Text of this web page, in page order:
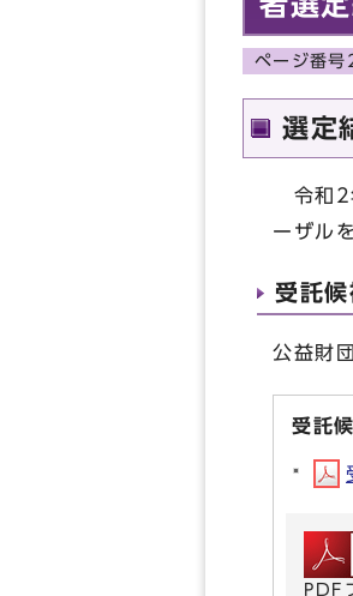
ページ番
選定
令和2
ーザル
受託候
公益財
受託
PDF